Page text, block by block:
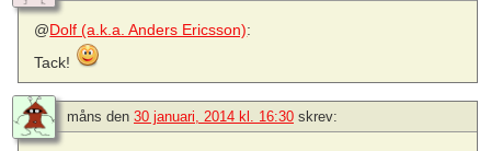
@Dolf (a.k.a. Anders Ericsson):
Tack!
måns den 30 januari, 2014 kl. 16:30 skrev: